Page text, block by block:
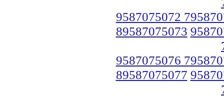
9587075072
89587075073
9587075076
89587075077